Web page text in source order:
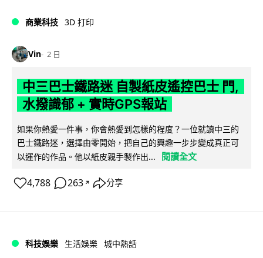
商業科技 3D 打印
Vin 2 日
中三巴士鐵路迷 自製紙皮遙控巴士 門,
水撥識郁 + 實時GPS報站
如果你熱愛一件事，你會熱愛到怎樣的程度？一位就讀中三的
巴士鐵路迷，選擇由零開始，把自己的興趣一步步變成真正可
以運作的作品。他以紙皮親手製作出...
閱讀全文
4,788 263 ↗ 分享
科技娛樂 生活娛樂 城中熱話